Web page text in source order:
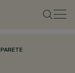
PARETE